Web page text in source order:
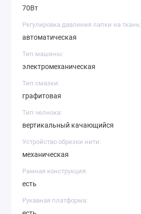
70Вт
Регулировка давления лапки на ткань:
автоматическая
Тип машины:
электромеханическая
Тип смазки:
графитовая
Тип челнока:
вертикальный качающийся
Устройство обрезки нити:
механическая
Рамная конструкция:
есть
Рукавная платформа: